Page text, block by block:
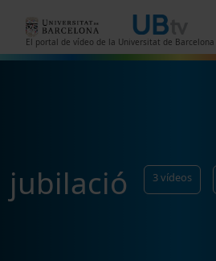
El portal de vídeo de la Universitat de Barcelona
jubilació 3vídeos